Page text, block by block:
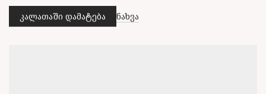
კალათაში დამატება ნახვა